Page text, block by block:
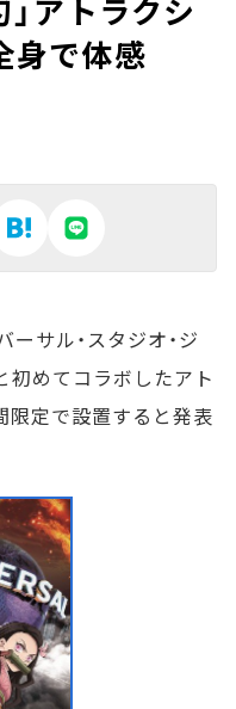
」アトラクシ
で体感
サル・スタジオ・ジ
初めてコラボしたアト
限定で設置すると発表